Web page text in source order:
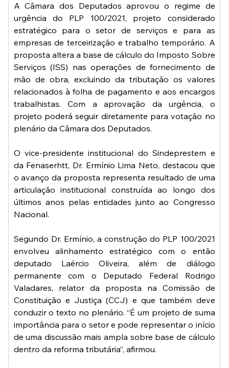
A Câmara dos Deputados aprovou o regime de
urgência do PLP 100/2021, projeto considerado
estratégico para o setor de serviços e para as
empresas de terceirização e trabalho temporário. A
proposta altera a base de cálculo do Imposto Sobre
Serviços (ISS) nas operações de fornecimento de
mão de obra, excluindo da tributação os valores
relacionados à folha de pagamento e aos encargos
trabalhistas. Com a aprovação da urgência, o
projeto poderá seguir diretamente para votação no
plenário da Câmara dos Deputados.
O vice-presidente institucional do Sindeprestem e
da Fenaserhtt, Dr. Ermínio Lima Neto, destacou que
o avanço da proposta representa resultado de uma
articulação institucional construída ao longo dos
últimos anos pelas entidades junto ao Congresso
Nacional.
Segundo Dr. Ermínio, a construção do PLP 100/2021
envolveu alinhamento estratégico com o então
deputado Laércio Oliveira, além de diálogo
permanente com o Deputado Federal Rodrigo
Valadares, relator da proposta na Comissão de
Constituição e Justiça (CCJ) e que também deve
conduzir o texto no plenário. “É um projeto de suma
importância para o setor e pode representar o início
de uma discussão mais ampla sobre base de cálculo
dentro da reforma tributária”, afirmou.